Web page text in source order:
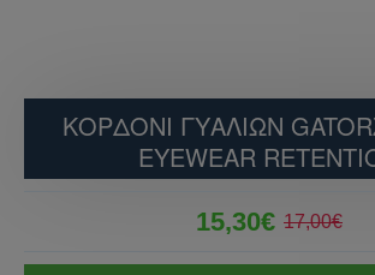
ΚΟΡΔΌΝΙ ΓΥΑΛΙΏΝ
EYEWEAR
15,30€ 17,00€